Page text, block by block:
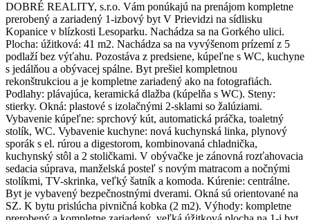
DOBRÉ REALITY, s.r.o. Vám ponúkajú na prenájom kompletne
prerobený a zariadený 1-izbový byt V Prievidzi na sídlisku
Kopanice v blízkosti Lesoparku. Nachádza sa na Gorkého ulici.
Plocha: úžitková: 41 m2. Nachádza sa na vyvýšenom prízemí z 5
podlaží bez výťahu. Pozostáva z predsiene, kúpeľne s WC, kuchyne
s jedálňou a obývacej spálne. Byt prešiel kompletnou
rekonštrukciou a je kompletne zariadený ako na fotografiách.
Podlahy: plávajúca, keramická dlažba (kúpelňa s WC). Steny:
stierky. Okná: plastové s izolačnými 2-sklami so žalúziami.
Vybavenie kúpeľne: sprchový kút, automatická práčka, toaletný
stolík, WC. Vybavenie kuchyne: nová kuchynská linka, plynový
sporák s el. rúrou a digestorom, kombinovaná chladnička,
kuchynský stôl a 2 stoličkami. V obývačke je zánovná rozťahovacia
sedacia súprava, manželská posteľ s novým matracom a nočnými
stolíkmi, TV-skrinka, veľký šatník a komoda. Kúrenie: centrálne.
Byt je vybavený bezpečnostnými dverami. Okná sú orientované na
SZ. K bytu prislúcha pivničná kobka (2 m2). Výhody: kompletne